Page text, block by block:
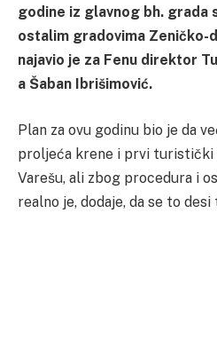
godine iz glavnog bh. grada
ostalim gradovima Zeničko-
najavio je za Fenu direktor
a Šaban Ibrišimović.
Plan za ovu godinu bio je da
proljeća krene i prvi turistički
Varešu, ali zbog procedura i
realno je, dodaje, da se to desi